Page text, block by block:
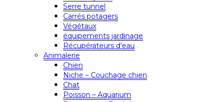
Serre tunnel
Carrés potagers
Végétaux
équipements jardinage
Récupérateurs d’eau
Animalerie
Chien
Niche – Couchage chien
Chat
Poisson – Aquarium